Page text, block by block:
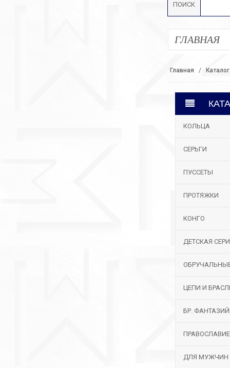
ПОИСК
ГЛАВНАЯ
Главная Каталог
КОЛЬЦА
СЕРЬГИ
ПУССЕТЫ
ПРОТЯЖКИ
КОНГО
ДЕТСКАЯ
ЦЕПИ И
БР.
ПРАВОСЛАВИЕ
ДЛЯ МУЖЧИН